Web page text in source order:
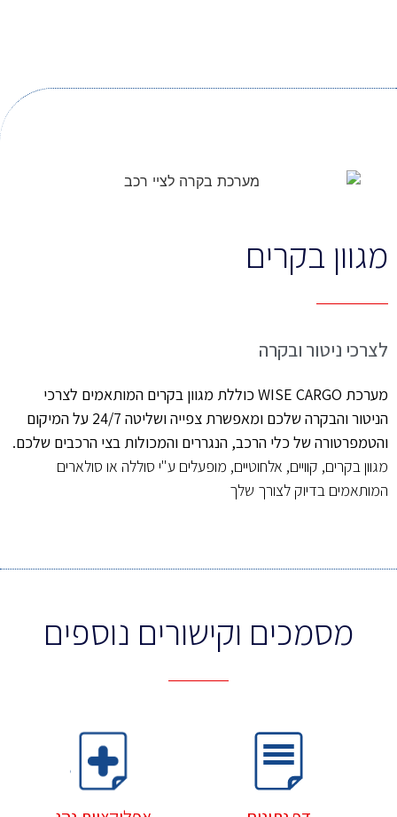
מגוון בקרים
לצרכי ניטור ובקרה
מערכת WISE CARGO כוללת מגוון בקרים המותאמים לצרכי
הניטור והבקרה שלכם ומאפשרת צפייה ושליטה 24/7 על המיקום
והטמפרטורה של כלי הרכב, הנגררים והמכולות בצי הרכבים שלכם.
מגוון בקרים, קוויים, אלחוטיים, מופעלים ע"י סוללה או סולארים
המותאמים בדיוק לצורך שלך
מסמכים וקישורים נוספים